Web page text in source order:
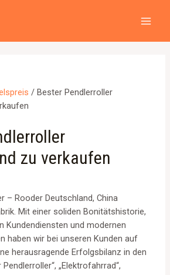
/ Bester Pendlerroller
zu verkaufen
– Rooder Deutschland, China
Mit einer soliden Bonitätshistorie,
Kundendiensten und modernen
haben wir bei unseren Kunden auf
herausragende Erfolgsbilanz in den
„Elektrofahrrad“,